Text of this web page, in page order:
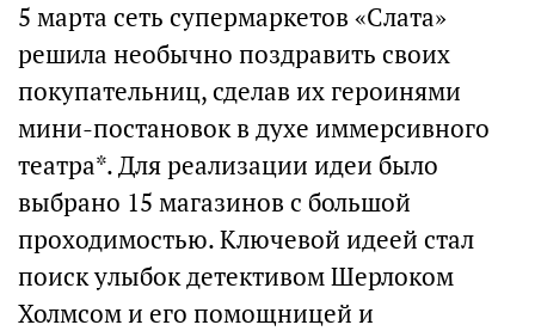
5 марта сеть супермаркетов «Слата»
решила необычно поздравить своих
покупательниц, сделав их героинями
мини-постановок в духе иммерсивного
театра*. Для реализации идеи было
выбрано 15 магазинов с большой
проходимостью. Ключевой идеей стал
поиск улыбок детективом Шерлоком
Холмсом и его помощницей и